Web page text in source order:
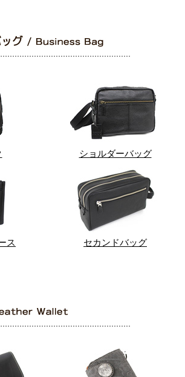
ショルダーバッグ
ス セカンドバッグ